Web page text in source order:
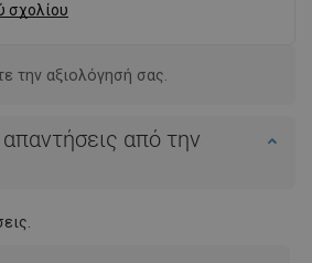
σχολίου
την αξιολόγησή σας.
από την